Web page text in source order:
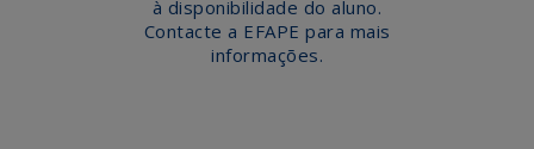
à disponibilidade do aluno.
Contacte a EFAPE para mais
informações.